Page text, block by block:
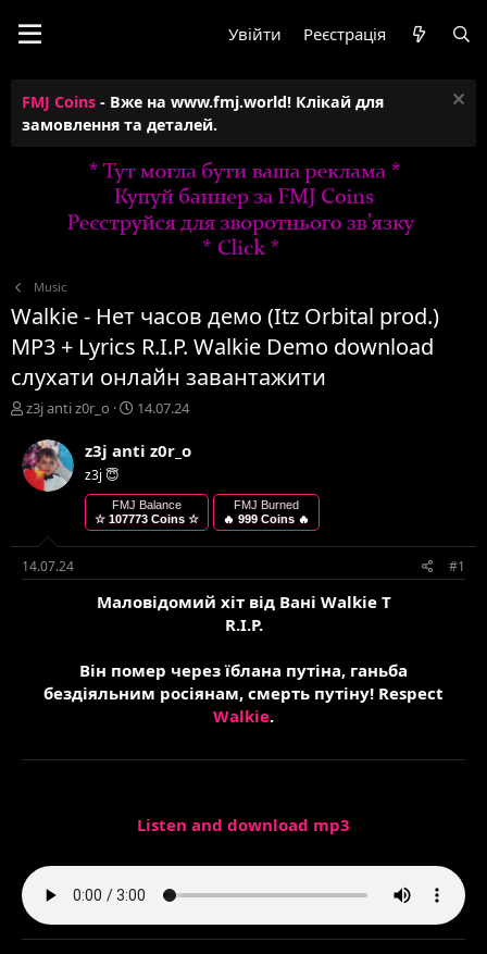
Увійти Реєстрація
FMJ Coins - Вже на www.fmj.world! Клікай для
замовлення та деталей.
Music
Walkie - Нет часов демо (Itz Orbital prod.)
MP3 + Lyrics R.I.P. Walkie Demo download
слухати онлайн завантажити
А
т
о
р
м
и
z3j anti z0r_o
Д
т
т
в
о
е
н
14.07.24
z3j anti z0r_o
z3j 😇
FMJ Balance
☆ 107773 Coins ☆
FMJ Burned
🔥 999 Coins 🔥
14.07.24 #1
Маловідомий хіт від Вані Walkie T
R.I.P.
Він помер через їблана путіна, ганьба
бездіяльним росіянам, смерть путіну! Respect
Walkie.
Listen and download mp3